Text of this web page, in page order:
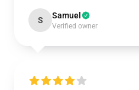
S Samuel
Verified owner